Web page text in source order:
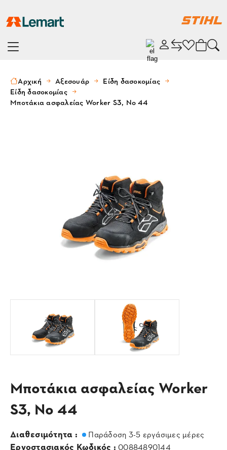
Αρχική Αξεσουάρ
Είδη δασοκομίας
Είδη δασοκομίας
Μποτάκια ασφαλείας Worker S3, Νο 44
Μποτάκια ασφαλείας Worker
S3, Νο 44
Διαθεσιμότητα : Παράδοση 3-5 εργάσιμες μέρες
Εργοστασιακός Κωδικός : 00884890144